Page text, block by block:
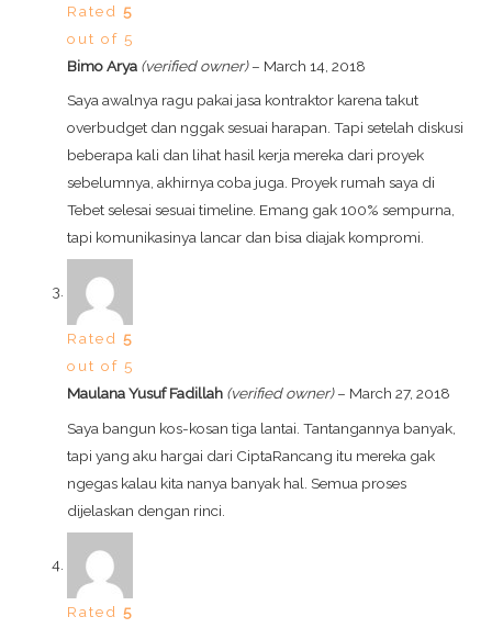
Rated5
out of 5
Bimo Arya (verified owner) – March 14, 2018
Saya awalnya ragu pakai jasa kontraktor karena takut
overbudget dan nggak sesuai harapan. Tapi setelah diskusi
beberapa kali dan lihat hasil kerja mereka dari proyek
sebelumnya, akhirnya coba juga. Proyek rumah saya di
Tebet selesai sesuai timeline. Emang gak 100% sempurna,
tapi komunikasinya lancar dan bisa diajak kompromi.
Rated5
out of 5
Maulana Yusuf Fadillah (verified owner) – March 27, 2018
Saya bangun kos-kosan tiga lantai. Tantangannya banyak,
tapi yang aku hargai dari CiptaRancang itu mereka gak
ngegas kalau kita nanya banyak hal. Semua proses
dijelaskan dengan rinci.
Rated5